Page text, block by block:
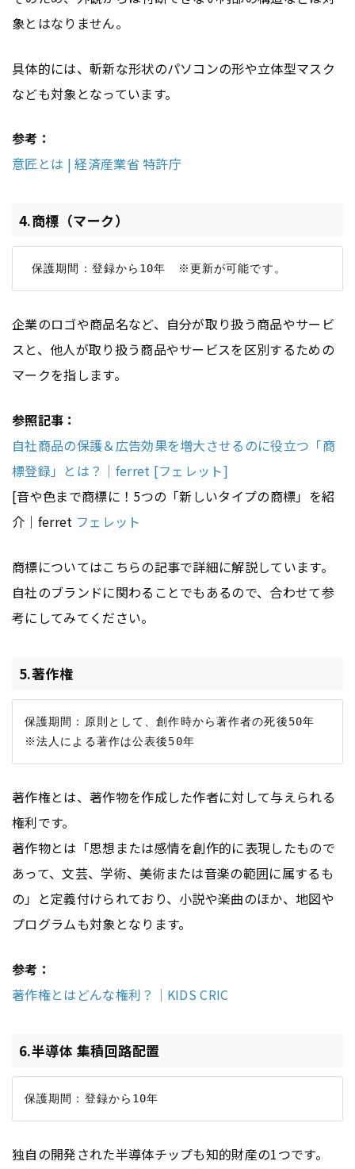
象とはなりません。
具体的には、斬新な形状のパソコンの形や立体型マスク
なども対象となっています。
参考：
意匠とは | 経済産業省 特許庁
4.商標（マーク）
企業のロゴや商品名など、自分が取り扱う商品やサービ
スと、他人が取り扱う商品やサービスを区別するための
マークを指します。
参照記事：
自社商品の保護＆広告効果を増大させるのに役立つ「商
標登録」とは？｜ferret [フェレット]
[音や色まで商標に！5つの「新しいタイプの商標」を紹
介｜ferret フェレット
商標についてはこちらの記事で詳細に解説しています。
自社のブランドに関わることでもあるので、合わせて参
考にしてみてください。
5.著作権
保護期間：原則として、創作時から著作者の死後50年
著作権とは、著作物を作成した作者に対して与えられる
権利です。
著作物とは「思想または感情を創作的に表現したもので
あって、文芸、学術、美術または音楽の範囲に属するも
の」と定義付けられており、小説や楽曲のほか、地図や
プログラムも対象となります。
参考：
著作権とはどんな権利？｜KIDS CRIC
6.半導体 集積回路配置
独自の開発された半導体チップも知的財産の1つです。